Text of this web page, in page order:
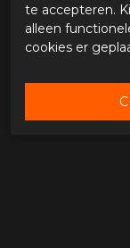
te accepteren.
alleen
cookies er